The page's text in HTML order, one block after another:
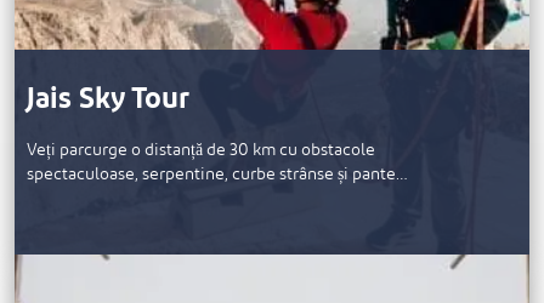
Jais Sky Tour
Veți parcurge o distanță de 30 km cu obstacole
spectaculoase, serpentine, curbe strânse și pante…